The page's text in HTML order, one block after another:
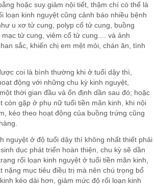
hoặc suy giảm nội tiết, thậm chí có thể là
loạn kinh nguyệt cũng cảnh báo nhiều bệnh
u xơ tử cung, polyp cổ tử cung, buồng
tử cung, viêm cổ tử cung.... và ảnh
sắc, khiến chị em mệt mỏi, chán ăn, tình
coi là bình thường khi ở tuổi dậy thì,
động với những chu kỳ kinh nguyệt,
thời gian đầu và ổn định dần sau đó; hoặc
còn gặp ở phụ nữ tuổi tiền mãn kinh, khi nội
kéo theo hoạt động của buồng trứng cũng
nguyệt ở độ tuổi dậy thì không nhất thiết phải
dục phát triển hoàn thiện, chu kỳ sẽ dần
rối loạn kinh nguyệt ở tuổi tiền mãn kinh,
nặng mục tiêu điều trị mà nên chú trọng bổ
kéo dài hơn, giảm mức độ rối loạn kinh